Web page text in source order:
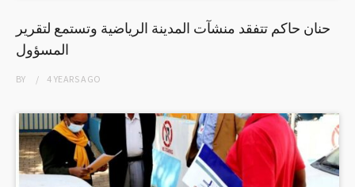
حنان حاكم تتفقد منشآت المدينة الرياضية وتستمع لتقرير
المسؤول
BY 4 YEARSAGO